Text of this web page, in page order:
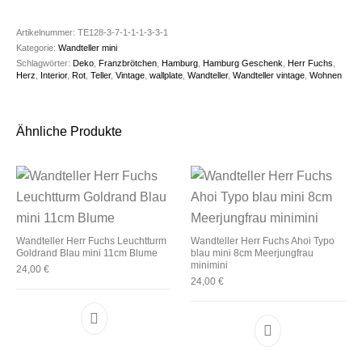
Artikelnummer:TE128-3-7-1-1-1-3-3-1
Kategorie:Wandteller mini
Schlagwörter:Deko ,Franzbrötchen ,Hamburg ,Hamburg Geschenk ,Herr Fuchs
Herz
Interior,Rot ,Teller,Vintage ,wallplate ,Wandteller,Wandteller vintage ,Wohnen
Ähnliche Produkte
Wandteller Herr Fuchs Leuchtturm
Goldrand Blau mini 11cm Blume
24,00€
Wandteller Herr Fuchs Ahoi Typo
blau mini 8cm Meerjungfrau
minimini
24,00 €